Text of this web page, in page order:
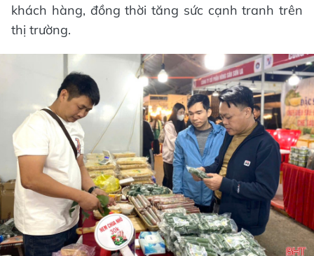
khách hàng, đồng thời tăng sức cạnh tranh trên
thị trường.